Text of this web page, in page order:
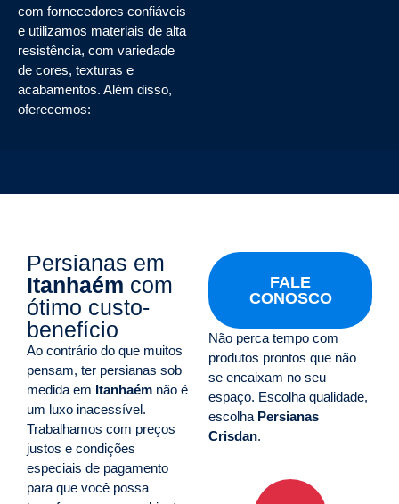
com fornecedores confiáveis
e utilizamos materiais de alta
resistência, com variedade
de cores, texturas e
acabamentos. Além disso,
oferecemos:
Persianas em
Itanhaém com
ótimo custo-
benefício
Ao contrário do que muitos
pensam, ter persianas sob
medida em Itanhaém não é
um luxo inacessível.
Trabalhamos com preços
justos e condições
especiais de pagamento
para que você possa
FALE
CONOSCO
Não perca tempo com
produtos prontos que não
se encaixam no seu
espaço. Escolha qualidade,
escolha Persianas
Crisdan.